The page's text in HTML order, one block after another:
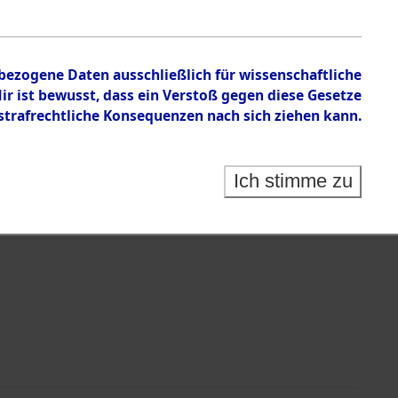
Daten ausschließlich für wissenschaftliche
bewusst, dass ein Verstoß gegen diese Gesetze
Konsequenzen nach sich ziehen kann.
Ich stimme zu